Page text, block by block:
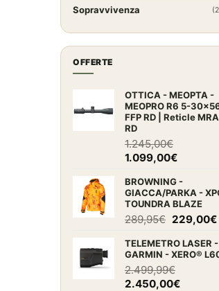
Sopravvivenza
OFFERTE
OTTICA - MEOPTA -
MEOPRO R6 5-
FFP RD | Reticle
RD
1.245,00€
Il
originale
era:
1.245,00€.
1.099,00€Il
attuale
è:
BROWNING -
GIACCA/PARKA -
TOUNDRA BLAZE
289,95€ Il
originale
era:
289,95€.
229,00€Il
TELEMETRO LASER -
GARMIN - XERO®
2.499,99€
Il
2.450,00€Il